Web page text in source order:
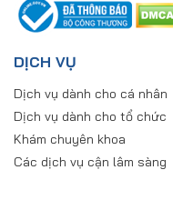
DỊCH VỤ
Dịch vụ dành cho cá nhân
Dịch vụ dành cho tổ chức
Khám chuyên khoa
Các dịch vụ cận lâm sàng